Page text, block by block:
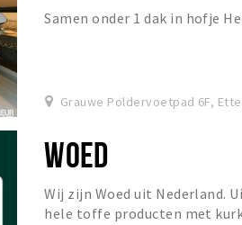
Samen onder 1 dak in hofje
Grauwe Poldervoetpad 6F,
WOED
Wij zijn Woed uit Nederland.
hele toffe producten met